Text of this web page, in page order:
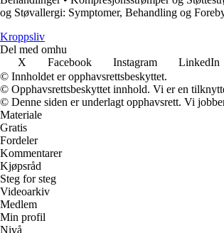
og Støvallergi: Symptomer, Behandling og
Kroppsliv
Del med omhu
X
Facebook Instagram LinkedIn
© Innholdet er opphavsrettsbeskyttet.
© Opphavsrettsbeskyttet innhold. Vi er en
© Denne siden er underlagt opphavsrett. Vi
Materiale
Gratis
Fordeler
Kommentarer
Kjøpsråd
Steg for steg
Videoarkiv
Medlem
Min profil
Nivå